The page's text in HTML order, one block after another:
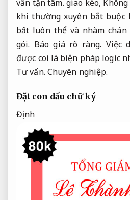
vấn tận tâm. giao kèo,
khi thường xuyên bắt buộc
bất luôn thể và nhàm chán
gói. Báo giá rõ ràng. Việc
được coi là biện pháp logic
Tư vấn. Chuyên nghiệp.
Đặt con dấu chữ ký
Định